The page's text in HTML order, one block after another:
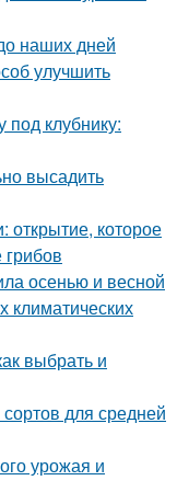
наших дней
улучшить
под клубнику:
высадить
которое
осенью и весной
климатических
выбрать и
для средней
урожая и